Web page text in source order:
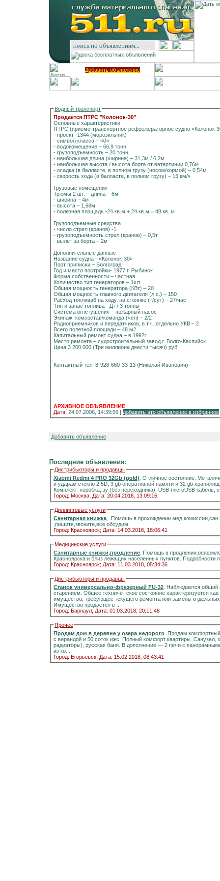
Добавить объявление
Водный транспорт
Продается ПТРС "Колонок-30"
Основные характеристики
ПТРС (приемо-транспортное рефрежераторное судно «Колонок-
- проект -1344 (морозильник)
- символ класса – «0»
- водоизмещение – 66,9 тонн
- грузоподъемность – 20 тонн
- наибольшая длина (ширина) – 31,3м / 6,2м
- наибольшая высота / высота борта от ватерлинии 0,76м
- осадка (в балласте, в полном грузу (носом/кормой) – 0,54м
- скорость хода (в балласте, в полном грузу) – 15 км/ч
Грузовые помещения
Трюмы 2 шт. – длина – 6м
- ширина – 4м
- высота – 1,68м
- полезная площадь -24 кв.м + 24 кв.м = 48 кв. м
Грузоподъемные средства
- число стрел (кранов) -1
- грузоподъемность стрел (кранов) – 0,5т
- вылет за борта – 2м
Дополнительные данные
Название судна - «Колонок-30»
Порт приписки – Волгоград
Год и место постройки- 1977 г. Рыбинск
Форма собственности – частная
Количество тип генераторов – 1шт
Общая мощность генератора (КВт) – 20
Общая мощность главного двигателя (л.с.) – 150
Расход топлива6 на ходу, на стоянке (т/сут) – 27/час
Тип и запас топлива - Дт / 3 тонны
Система огнетушения – пожарный насос
Экипаж: комсостав/команда (чел) – 2/2
Радиоприемников и передатчиков, в т.ч. отдельно УКВ – 2
Всего полезной площади – 48 м2
Капитальный ремонт судна – в 1992г.
Место ремонта – судостроительный завод г. Волго-Каспийск
Цена 3 200 000 (Три миллиона двести тысяч) руб.
Контактный тел: 8-928-660-33-13 (Николай Иванович)
АРХИВНОЕ ОБЪЯВЛЕНИЕ
Дата: 24.07.2006, 14:39:56 | добавить это объявление в избранное
Добавить объявление
Последние объявления:
Дистрибьюторы и продавцы
Xiaomi Redmi 4 PRO 32Gb (gold) . Отличное состояние.
и ударам стекло 2.5D, 3 gb оперативной памяти и 32 gb
Комплект: коробка, зу (без переходника), USB-microUSB
Город: Москва; Дата: 20.04.2018, 13:09:16
Диллинговые услуги
Санитарная книжка
. Помощь в прохождении
,пишите,звоните,все обсудим.
Город: Красноярск; Дата: 14.03.2018, 18:06:41
Медицинские услуги
Санитарные книжки,продление . Помощь в
Красноярска и близ лежащих населенных пунктов.
Город: Красноярск; Дата: 11.03.2018, 05:34:36
Дистрибьюторы и продавцы
Станок универсально-фрезерный FU-32 . Наблюдается
старением. Общее техниче- ское состояние характеризуется
имущество, требующее текущего ремонта или замены
Имущество продается в ...
Город: Барнаул; Дата: 01.03.2018, 20:11:48
Прочее
Продам дом в деревне у озера недорого . Продам комфортный
с верандой и 50 соток ижс. Полный комфорт квартиры. Санузел, холодная и горячая вода,
радиаторы), русская баня. В дополнение — 2 печи с панорамными стёклами.Информация на портале домиклайт.Вода
из ко...
Город: Егорьевск; Дата: 15.02.2018, 08:43:41